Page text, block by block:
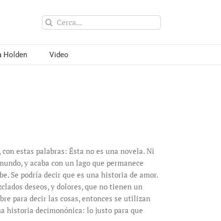
Cerca
per:
Holden Video
estas palabras: Ésta no es una novela. Ni
y acaba con un lago que permanece
Se podría decir que es una historia de amor.
deseos, y dolores, que no tienen un
para decir las cosas, entonces se utilizan
historia decimonónica: lo justo para que